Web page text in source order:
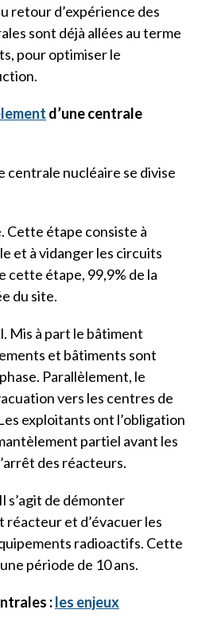
retour d’expérience des
sont déjà allées au terme
pour optimiser le
d’une centrale
centrale nucléaire se divise
Cette étape consiste à
et à vidanger les circuits
cette étape, 99,9% de la
du site.
Mis à part le bâtiment
et bâtiments sont
Parallèlement, le
vers les centres de
exploitants ont l’obligation
partiel avant les
des réacteurs.
Il s’agit de démonter
et d’évacuer les
radioactifs. Cette
période de 10 ans.
:les enjeux